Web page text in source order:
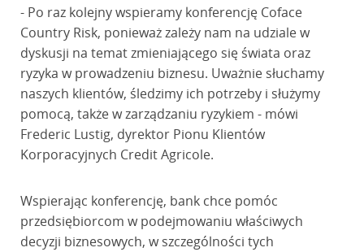
- Po raz kolejny wspieramy konferencję Coface
Country Risk, ponieważ zależy nam na udziale w
dyskusji na temat zmieniającego się świata oraz
ryzyka w prowadzeniu biznesu. Uważnie słuchamy
naszych klientów, śledzimy ich potrzeby i służymy
pomocą, także w zarządzaniu ryzykiem - mówi
Frederic Lustig, dyrektor Pionu Klientów
Korporacyjnych Credit Agricole.
Wspierając konferencję, bank chce pomóc
przedsiębiorcom w podejmowaniu właściwych
decyzji biznesowych, w szczególności tych